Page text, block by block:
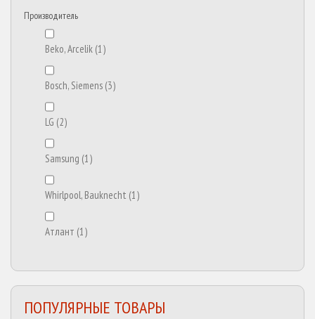
Производитель
Beko, Arcelik (1)
Bosch, Siemens (3)
LG (2)
Samsung (1)
Whirlpool, Bauknecht (1)
Атлант (1)
ПОПУЛЯРНЫЕ ТОВАРЫ